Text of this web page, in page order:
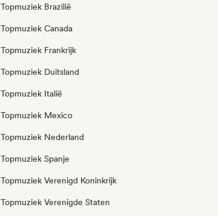
Topmuziek Brazilië
Topmuziek Canada
Topmuziek Frankrijk
Topmuziek Duitsland
Topmuziek Italië
Topmuziek Mexico
Topmuziek Nederland
Topmuziek Spanje
Topmuziek Verenigd Koninkrijk
Topmuziek Verenigde Staten